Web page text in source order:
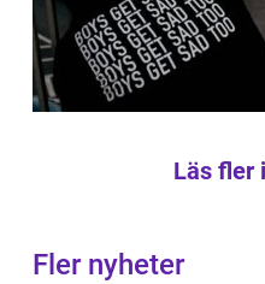
Läs fler
Fler nyheter